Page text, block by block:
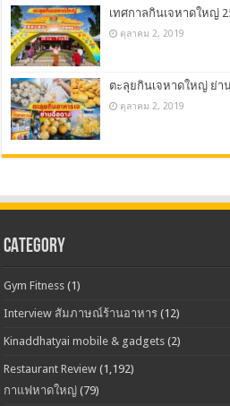
เทศกาลกินเจหาดใหญ่
ตุลาคม 2, 2019
ตะลุยกินเจหาดใหญ่ ย่า
ตุลาคม 2, 2019
CATEGORY
Gym Fitness (1)
Interview สัมภาษณ์ร้านอาหาร (12)
Kinaddhatyai mobile & gadgets (2)
Restaurant Review (1,192)
กาแฟหาดใหญ่ (79)